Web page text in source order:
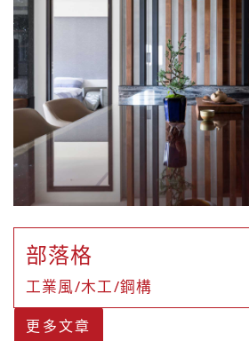
部落格
工業風/木工/鋼構
更多文章